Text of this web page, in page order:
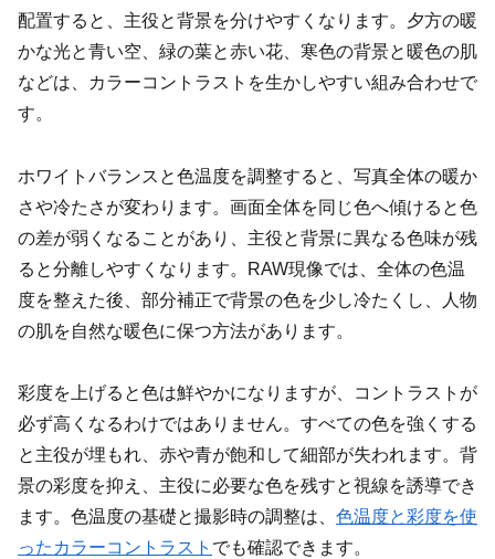
配置すると、主役と背景を分けやすくなります。夕方の暖
かな光と青い空、緑の葉と赤い花、寒色の背景と暖色の肌
などは、カラーコントラストを生かしやすい組み合わせで
す。
ホワイトバランスと色温度を調整すると、写真全体の暖か
さや冷たさが変わります。画面全体を同じ色へ傾けると色
の差が弱くなることがあり、主役と背景に異なる色味が残
ると分離しやすくなります。RAW現像では、全体の色温
度を整えた後、部分補正で背景の色を少し冷たくし、人物
の肌を自然な暖色に保つ方法があります。
彩度を上げると色は鮮やかになりますが、コントラストが
必ず高くなるわけではありません。すべての色を強くする
と主役が埋もれ、赤や青が飽和して細部が失われます。背
景の彩度を抑え、主役に必要な色を残すと視線を誘導でき
ます。色温度の基礎と撮影時の調整は、 色温度と彩度を使
ったカラーコントラスト でも確認できます。